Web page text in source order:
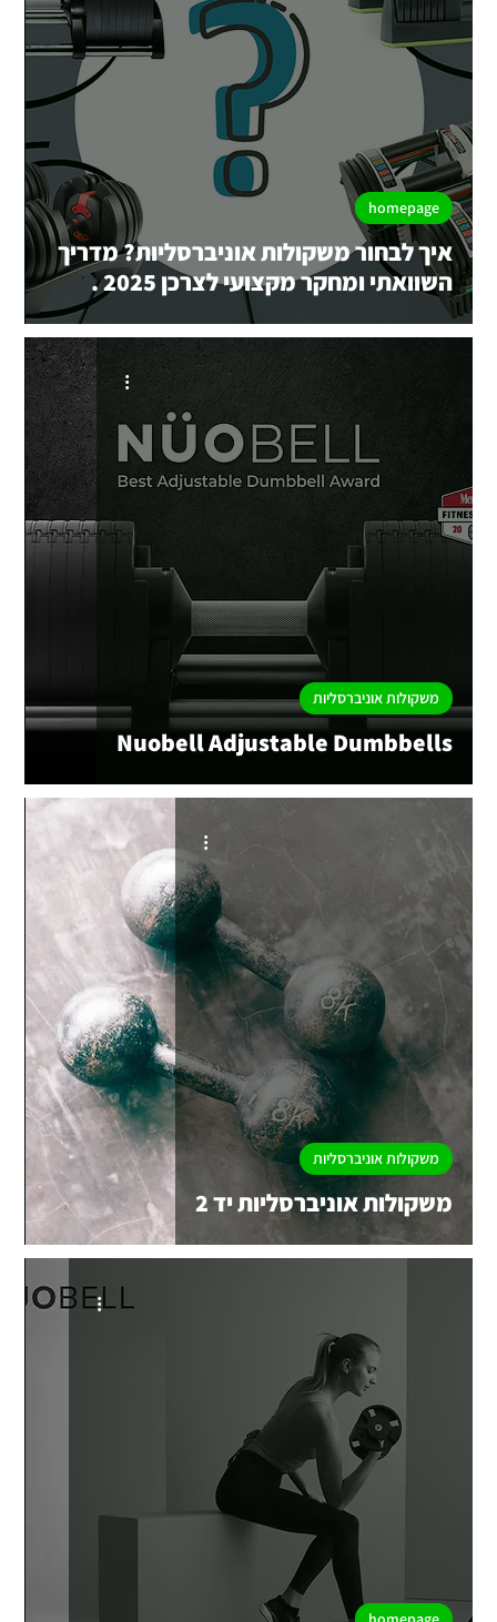
איך לבחור משקולות אוניברסליות? מדריך
השוואתי ומחקר מקצועי לצרכן 2025 .
homepage
Nuobell Adjustable Dumbbells
משקולות אוניברסליות
משקולות אוניברסליות יד 2
משקולות אוניברסליות